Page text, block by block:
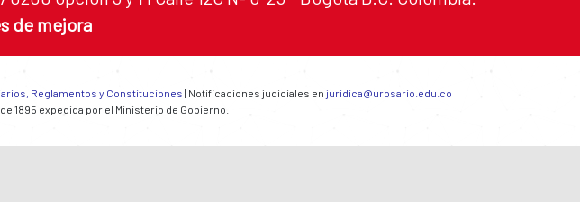
de mejora
Reglamentos y Constituciones | Notificaciones judiciales en juridica@urosario.edu.co
1895 expedida por el Ministerio de Gobierno.